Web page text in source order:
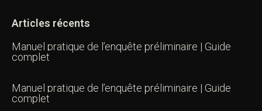
Articles récents
Manuel pratique de l’enquête préliminaire | Guide
complet
Manuel pratique de l’enquête préliminaire | Guide
complet